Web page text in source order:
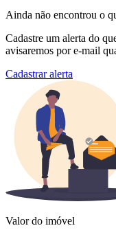
Ainda não encontrou o
Cadastre um alerta do
avisaremos por e-mail
Cadastrar alerta
Valor do imóvel